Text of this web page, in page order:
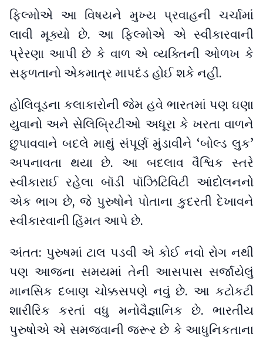
ફિલ્મોએ આ વિષયને મુખ્ય પ્રવાહની ચર્ચામાં
લાવી મૂક્યો છે. આ ફિલ્મોએ એ સ્વીકારવાની
પ્રેરણા આપી છે કે વાળ એ વ્યક્તિની ઓળખ કે
સફળતાનો એકમાત્ર માપદંડ હોઈ શકે નહીં.
હોલિવૂડના કલાકારોની જેમ હવે ભારતમાં પણ ઘણા
યુવાનો અને સેલિબ્રિટીઓ અધૂરા કે ખરતા વાળને
છુપાવવાને બદલે માથું સંપૂર્ણ મુંડાવીને ‘બોલ્ડ લુક’
અપનાવતા થયા છે. આ બદલાવ વૈશ્વિક સ્તરે
સ્વીકારાઈ રહેલા બૉડી પૉઝિટિવિટી આંદોલનનો
એક ભાગ છે, જે પુરુષોને પોતાના કુદરતી દેખાવને
સ્વીકારવાની હિંમત આપે છે.
અંતત: પુરુષમાં ટાલ પડવી એ કોઈ નવો રોગ નથી
પણ આજના સમયમાં તેની આસપાસ સર્જાયેલું
માનસિક દબાણ ચોક્કસપણે નવું છે. આ કટોકટી
શારીરિક કરતાં વધુ મનોવૈજ્ઞાનિક છે. ભારતીય
પુરુષોએ એ સમજવાની જરૂર છે કે આધુનિકતાના